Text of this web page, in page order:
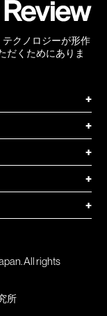
テクノロジーが形作
だくためにありま
+
+
+
+
+
All rights
所